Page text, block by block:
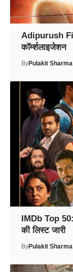
Adipurush
कॉर्म्शलाइजेशन
ByPulakit Sharma
IMDb Top 50:
की लिस्ट जारी
ByPulakit Sharma